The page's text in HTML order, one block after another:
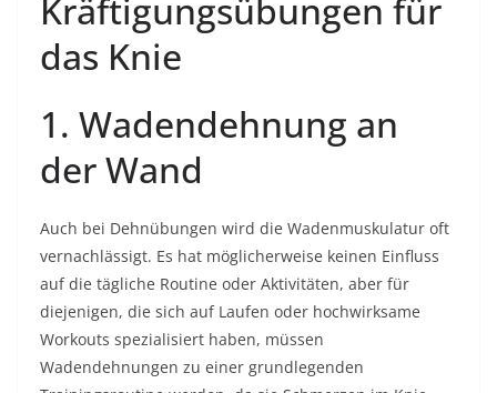
Kräftigungsübungen für
das Knie
1. Wadendehnung an
der Wand
Auch bei Dehnübungen wird die Wadenmuskulatur oft
vernachlässigt. Es hat möglicherweise keinen Einfluss
auf die tägliche Routine oder Aktivitäten, aber für
diejenigen, die sich auf Laufen oder hochwirksame
Workouts spezialisiert haben, müssen
Wadendehnungen zu einer grundlegenden